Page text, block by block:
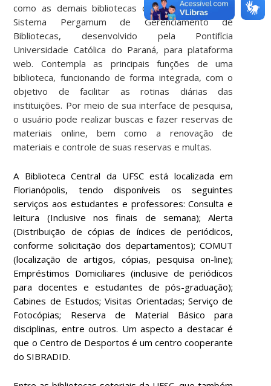
como as demais bibliotecas do sistema, utiliza o
Sistema Pergamum de Gerenciamento de
Bibliotecas, desenvolvido pela Pontifícia
Universidade Católica do Paraná, para plataforma
web. Contempla as principais funções de uma
biblioteca, funcionando de forma integrada, com o
objetivo de facilitar as rotinas diárias das
instituições. Por meio de sua interface de pesquisa,
o usuário pode realizar buscas e fazer reservas de
materiais online, bem como a renovação de
materiais e controle de suas reservas e multas.
A Biblioteca Central da UFSC está localizada em
Florianópolis, tendo disponíveis os seguintes
serviços aos estudantes e professores: Consulta e
leitura (Inclusive nos finais de semana); Alerta
(Distribuição de cópias de índices de periódicos,
conforme solicitação dos departamentos); COMUT
(localização de artigos, cópias, pesquisa on-line);
Empréstimos Domiciliares (inclusive de periódicos
para docentes e estudantes de pós-graduação);
Cabines de Estudos; Visitas Orientadas; Serviço de
Fotocópias; Reserva de Material Básico para
disciplinas, entre outros. Um aspecto a destacar é
que o Centro de Desportos é um centro cooperante
do SIBRADID.